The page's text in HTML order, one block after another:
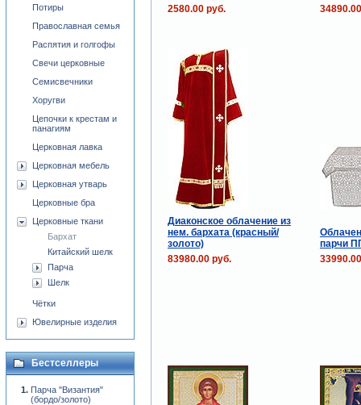
2580.00 руб.
Диаконское облачение из
нем. бархата (красный/
золото)
парчи
83980.00 руб.
Потиры
Православная семья
Распятия и голгофы
Свечи церковные
Семисвечники
Хоругви
Цепочки к крестам и
панагиям
Церковная лавка
Церковная мебель
Церковная утварь
Церковные бра
Церковные ткани
Бархат
Китайский шелк
Парча
Шелк
Чётки
Ювелирные изделия
Бестселлеры
Парча "Византия"
(бордо/золото)